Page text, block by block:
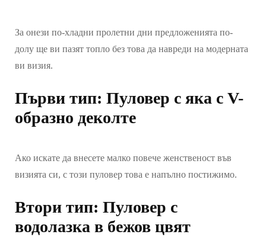
За онези по-хладни пролетни дни предложенията по-
долу ще ви пазят топло без това да навреди на модерната
ви визия.
Първи тип: Пуловер с яка с V-
образно деколте
Ако искате да внесете малко повече женственост във
визията си, с този пуловер това е напълно постижимо.
Втори тип: Пуловер с
водолазка в бежов цвят